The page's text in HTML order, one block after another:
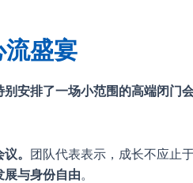
盛宴
别安排了一场小范围的高端闭门
。 团队代表表示，成长不应止
展与身份自由。